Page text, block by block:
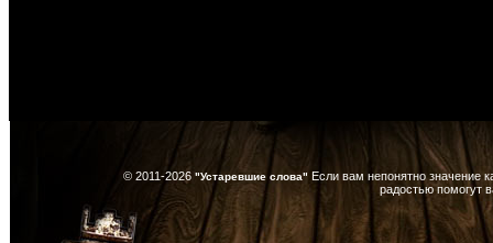
© 2011-2026 "Устаревшие слова" Если вам непонятно значение
радостью помогут